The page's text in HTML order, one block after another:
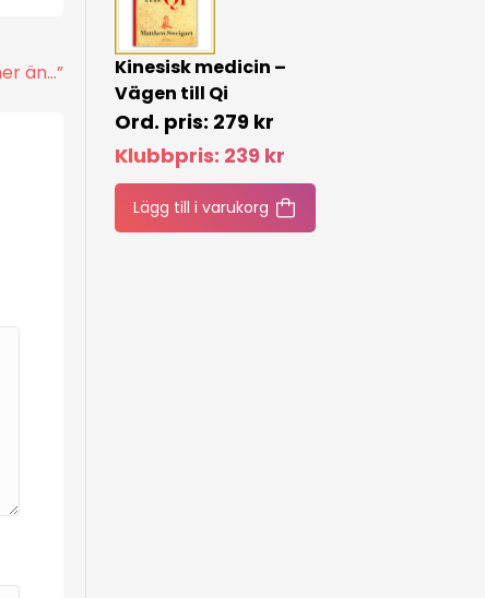
än…”
Kinesisk medicin –
Vägen till Qi
279 kr
Klubbpris: 239 kr
Lägg till i varukorg